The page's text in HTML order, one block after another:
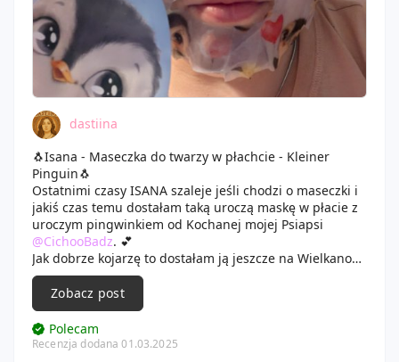
dastiina
🐧Isana - Maseczka do twarzy w płachcie - Kleiner
Pinguin🐧
Ostatnimi czasy ISANA szaleje jeśli chodzi o maseczki i
jakiś czas temu dostałam taką uroczą maskę w płacie z
uroczym pingwinkiem od Kochanej mojej Psiapsi
@CichooBadz. 💕
Jak dobrze kojarzę to dostałam ją jeszcze na Wielkanoc,
więc dość długo czekała na swoje użycie, aczkolwiek
było warto czekać, bo kosmetyk okazał się całkiem fajny.
Oczywiście opakowanie jest bardzo urocze, przedstawia
słodkiego, malutkiego pingwinka, który w ręku trzyma
balonik w kształcie serduszka, tło dookoła niego jest
Zobacz post
Polecam
Recenzja dodana 01.03.2025